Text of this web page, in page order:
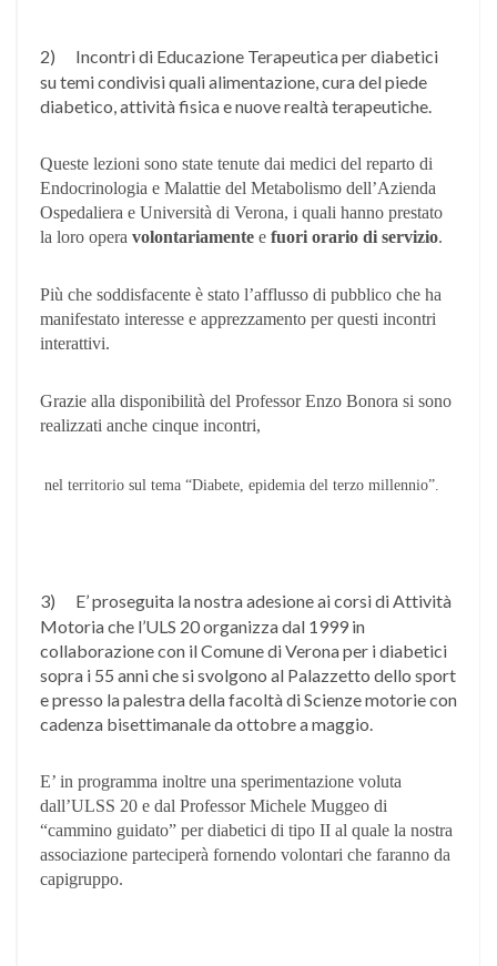
2)
Incontri di Educazione Terapeutica per diabetici
su temi condivisi quali alimentazione, cura del piede
diabetico, attività fisica e nuove realtà terapeutiche.
Queste lezioni sono state tenute dai medici del reparto di
Endocrinologia e Malattie del Metabolismo dell’Azienda
Ospedaliera e Università di Verona, i quali hanno prestato
la loro opera volontariamente e fuori orario di servizio.
Più che soddisfacente è stato l’afflusso di pubblico che ha
manifestato interesse e apprezzamento per questi incontri
interattivi.
Grazie alla disponibilità del Professor Enzo Bonora si sono
realizzati anche cinque incontri,
nel territorio sul tema “Diabete, epidemia del terzo millennio”.
3)
E’ proseguita la nostra adesione ai corsi di Attività
Motoria che l’ULS 20 organizza dal 1999 in
collaborazione con il Comune di Verona per i diabetici
sopra i 55 anni che si svolgono al Palazzetto dello sport
e presso la palestra della facoltà di Scienze motorie con
cadenza bisettimanale da ottobre a maggio.
E’ in programma inoltre una sperimentazione voluta
dall’ULSS 20 e dal Professor Michele Muggeo di
“cammino guidato” per diabetici di tipo II al quale la nostra
associazione parteciperà fornendo volontari che faranno da
capigruppo.